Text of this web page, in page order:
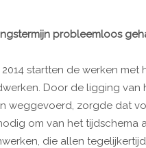
probleemloos
startten de werken
Door de ligging
weggevoerd, zorgde dat
om van het tijdschema
die allen